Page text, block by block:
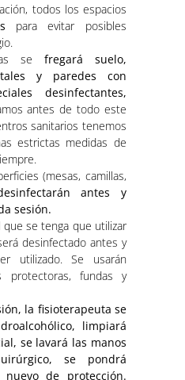
todos los espacios
para evitar posibles
se fregará suelo,
y paredes con
desinfectantes,
antes de todo este
sanitarios tenemos
estrictas medidas de
(mesas, camillas,
antes y
sesión.
que se tenga que utilizar
desinfectado antes y
utilizado. Se usarán
protectoras, fundas y
la fisioterapeuta se
limpiará
se lavará las manos
se pondrá
de protección.